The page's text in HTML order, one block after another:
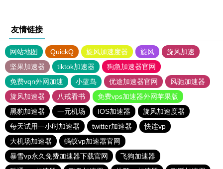
友情链接
网站地图 QuickQ 旋风加速度器 旋风
旋风加速
坚果加速器
tiktok加速器
狗急加速器官网
免费vqn外网加速
小蓝鸟 优途加速器官网
风驰加速器
旋风加速器
八戒看书
免费vps加速器外网苹果版
黑豹加速器
一元机场 IOS加速器
旋风加速度器
每天试用一小时加速器
twitter加速器
快连vp
大机场加速器
蚂蚁vp加速器官网
暴雪vp永久免费加速器下载官网
飞狗加速器